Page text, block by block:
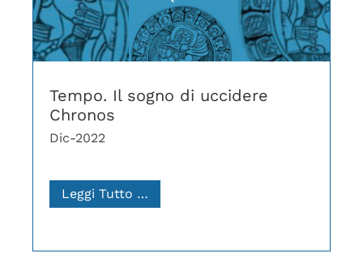
Tempo. Il sogno di uccidere
Chronos
Dic-2022
Leggi Tutto …